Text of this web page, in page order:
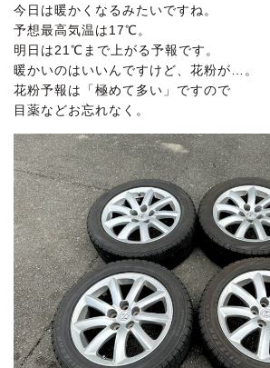
今日は暖かくなるみたいですね。
予想最高気温は17℃。
明日は21℃まで上がる予報です。
暖かいのはいいんですけど、花粉が…。
花粉予報は「極めて多い」ですので
目薬などお忘れなく。